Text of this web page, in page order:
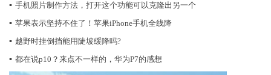
▪ 手机照片制作方法，打开这个功能可以克隆出另一个
▪ 苹果表示坚持不住了！苹果iPhone手机全线降
▪ 越野时挂倒挡能用陡坡缓降吗?
▪ 都在说p10？来点不一样的，华为P7的感想